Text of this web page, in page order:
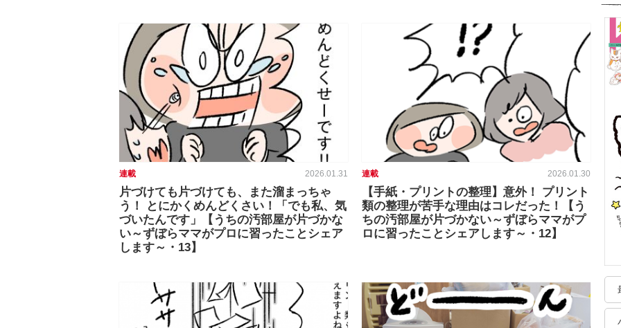
連載 2026.01.31
片づけても片づけても、また溜まっちゃ
う！ とにかくめんどくさい！「でも私、気
づいたんです」【うちの汚部屋が片づかな
い～ずぼらママがプロに習ったことシェア
します～・13】
連載 2026.01.30
【手紙・プリントの整理】意外！ プリント
類の整理が苦手な理由はコレだった！【う
ちの汚部屋が片づかない～ずぼらママがプ
ロに習ったことシェアします～・12】